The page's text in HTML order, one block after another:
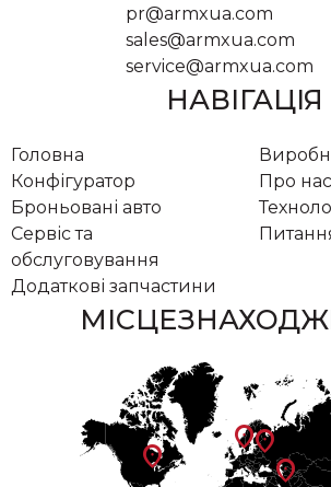
pr@armxua.com
sales@armxua.com
service@armxua.com
НАВІГАЦІЯ
Головна
Конфігуратор
Про нас
Броньовані авто
Сервіс та
обслуговування
Додаткові запчастини
location_on
location_on
location_on
location_on